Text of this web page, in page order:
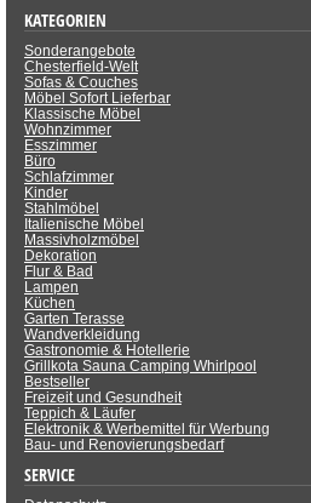
KATEGORIEN
Sonderangebote
Chesterfield-Welt
Sofas & Couches
Möbel Sofort Lieferbar
Klassische Möbel
Wohnzimmer
Esszimmer
Büro
Schlafzimmer
Kinder
Stahlmöbel
Italienische Möbel
Massivholzmöbel
Dekoration
Flur & Bad
Lampen
Küchen
Garten Terasse
Wandverkleidung
Gastronomie & Hotellerie
Grillkota Sauna Camping Whirlpool
Bestseller
Freizeit und Gesundheit
Teppich & Läufer
Elektronik & Werbemittel für Werbung
Bau- und Renovierungsbedarf
SERVICE